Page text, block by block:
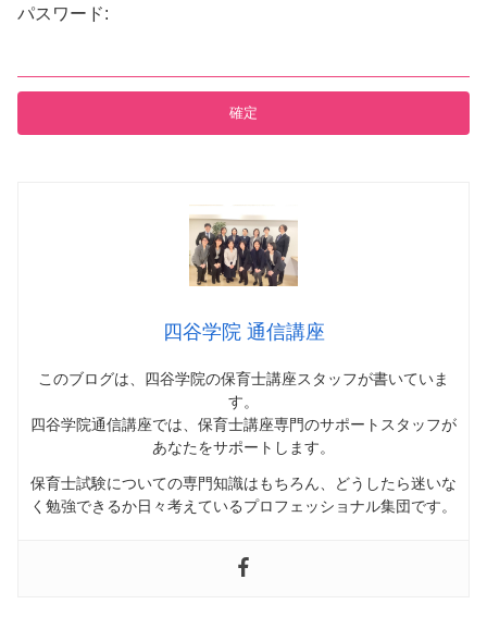
パスワード:
四谷学院 通信講座
このブログは、四谷学院の保育士講座スタッフが書いていま
す。
四谷学院通信講座では、 保育士講座専門のサポートスタッフが
あなたをサポートします。
保育士試験についての専門知識はもちろん、どうしたら迷いな
く勉強できるか日々考えているプロフェッショナル集団です。